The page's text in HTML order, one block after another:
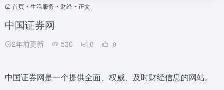
首页 • 生活服务 • 财经 • 正文
中国证券网
2年前更新 536 0 0
中国证券网是一个提供全面、权威、及时财经信息的网站。